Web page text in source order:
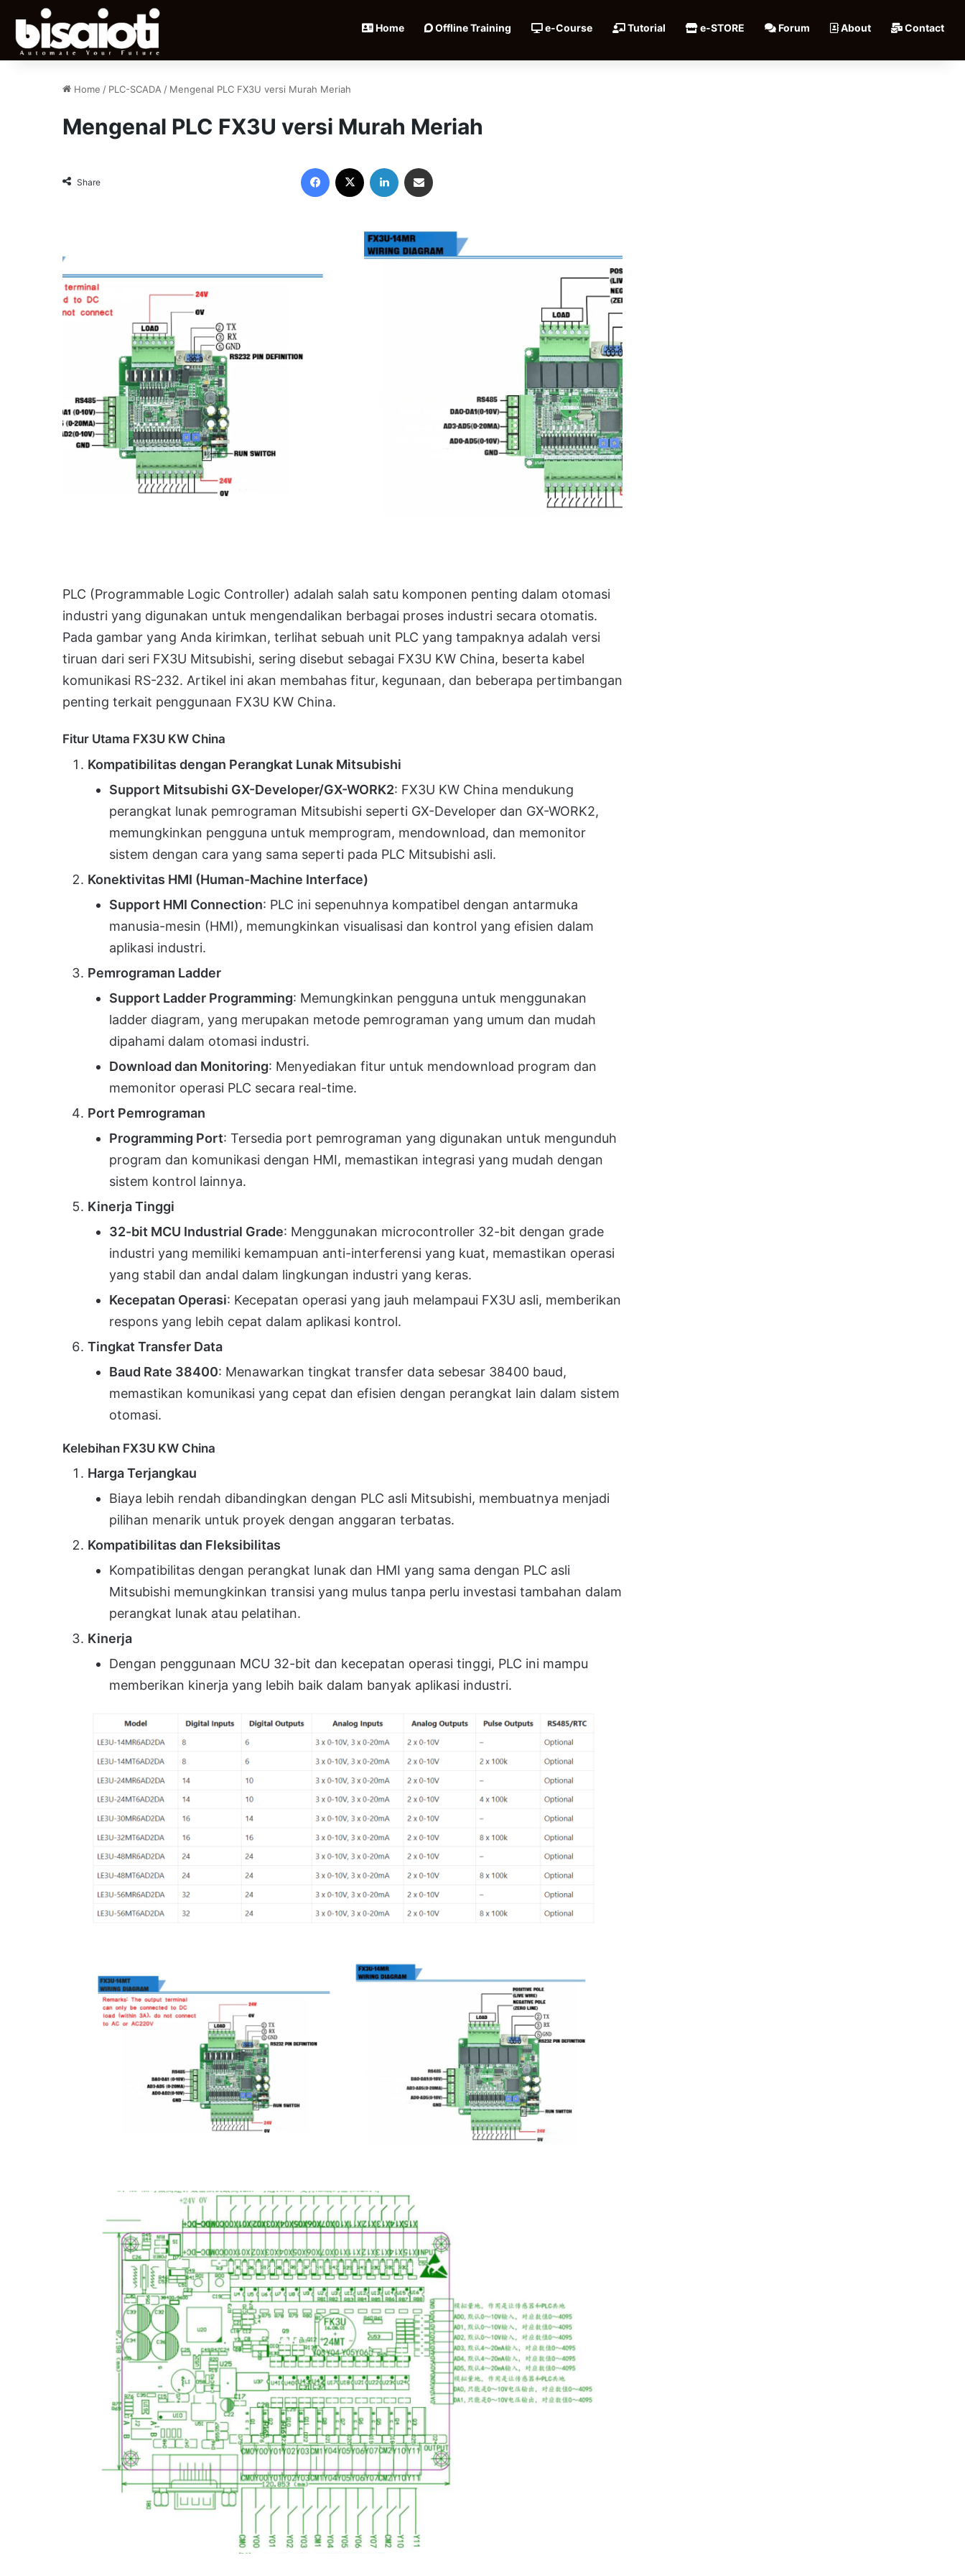
Home Offline Training e-Course Tutorial e-STORE Forum About Contact
Home / PLC-SCADA / Mengenal PLC FX3U versi Murah Meriah
Mengenal PLC FX3U versi Murah Meriah
Share
Facebook LinkedIn
PLC (Programmable Logic Controller) adalah salah satu komponen penting dalam otomasi
industri yang digunakan untuk mengendalikan berbagai proses industri secara otomatis.
Pada gambar yang Anda kirimkan, terlihat sebuah unit PLC yang tampaknya adalah versi
tiruan dari seri FX3U Mitsubishi, sering disebut sebagai FX3U KW China, beserta kabel
komunikasi RS-232. Artikel ini akan membahas fitur, kegunaan, dan beberapa pertimbangan
penting terkait penggunaan FX3U KW China.
Fitur Utama FX3U KW China
Kompatibilitas dengan Perangkat Lunak Mitsubishi
Support Mitsubishi GX-Developer/GX-WORK2: FX3U KW China mendukung
perangkat lunak pemrograman Mitsubishi seperti GX-Developer dan GX-WORK2,
memungkinkan pengguna untuk memprogram, mendownload, dan memonitor
sistem dengan cara yang sama seperti pada PLC Mitsubishi asli.
Konektivitas HMI (Human-Machine Interface)
Support HMI Connection: PLC ini sepenuhnya kompatibel dengan antarmuka
manusia-mesin (HMI), memungkinkan visualisasi dan kontrol yang efisien dalam
aplikasi industri.
Pemrograman Ladder
Support Ladder Programming: Memungkinkan pengguna untuk menggunakan
ladder diagram, yang merupakan metode pemrograman yang umum dan mudah
dipahami dalam otomasi industri.
Download dan Monitoring: Menyediakan fitur untuk mendownload program dan
memonitor operasi PLC secara real-time.
Port Pemrograman
Programming Port: Tersedia port pemrograman yang digunakan untuk mengunduh
program dan komunikasi dengan HMI, memastikan integrasi yang mudah dengan
sistem kontrol lainnya.
Kinerja Tinggi
32-bit MCU Industrial Grade: Menggunakan microcontroller 32-bit dengan grade
industri yang memiliki kemampuan anti-interferensi yang kuat, memastikan operasi
yang stabil dan andal dalam lingkungan industri yang keras.
Kecepatan Operasi: Kecepatan operasi yang jauh melampaui FX3U asli, memberikan
respons yang lebih cepat dalam aplikasi kontrol.
Tingkat Transfer Data
Baud Rate 38400: Menawarkan tingkat transfer data sebesar 38400 baud,
memastikan komunikasi yang cepat dan efisien dengan perangkat lain dalam sistem
otomasi.
Kelebihan FX3U KW China
Harga Terjangkau
Biaya lebih rendah dibandingkan dengan PLC asli Mitsubishi, membuatnya menjadi
pilihan menarik untuk proyek dengan anggaran terbatas.
Kompatibilitas dan Fleksibilitas
Kompatibilitas dengan perangkat lunak dan HMI yang sama dengan PLC asli
Mitsubishi memungkinkan transisi yang mulus tanpa perlu investasi tambahan dalam
perangkat lunak atau pelatihan.
Kinerja
Dengan penggunaan MCU 32-bit dan kecepatan operasi tinggi, PLC ini mampu
memberikan kinerja yang lebih baik dalam banyak aplikasi industri.